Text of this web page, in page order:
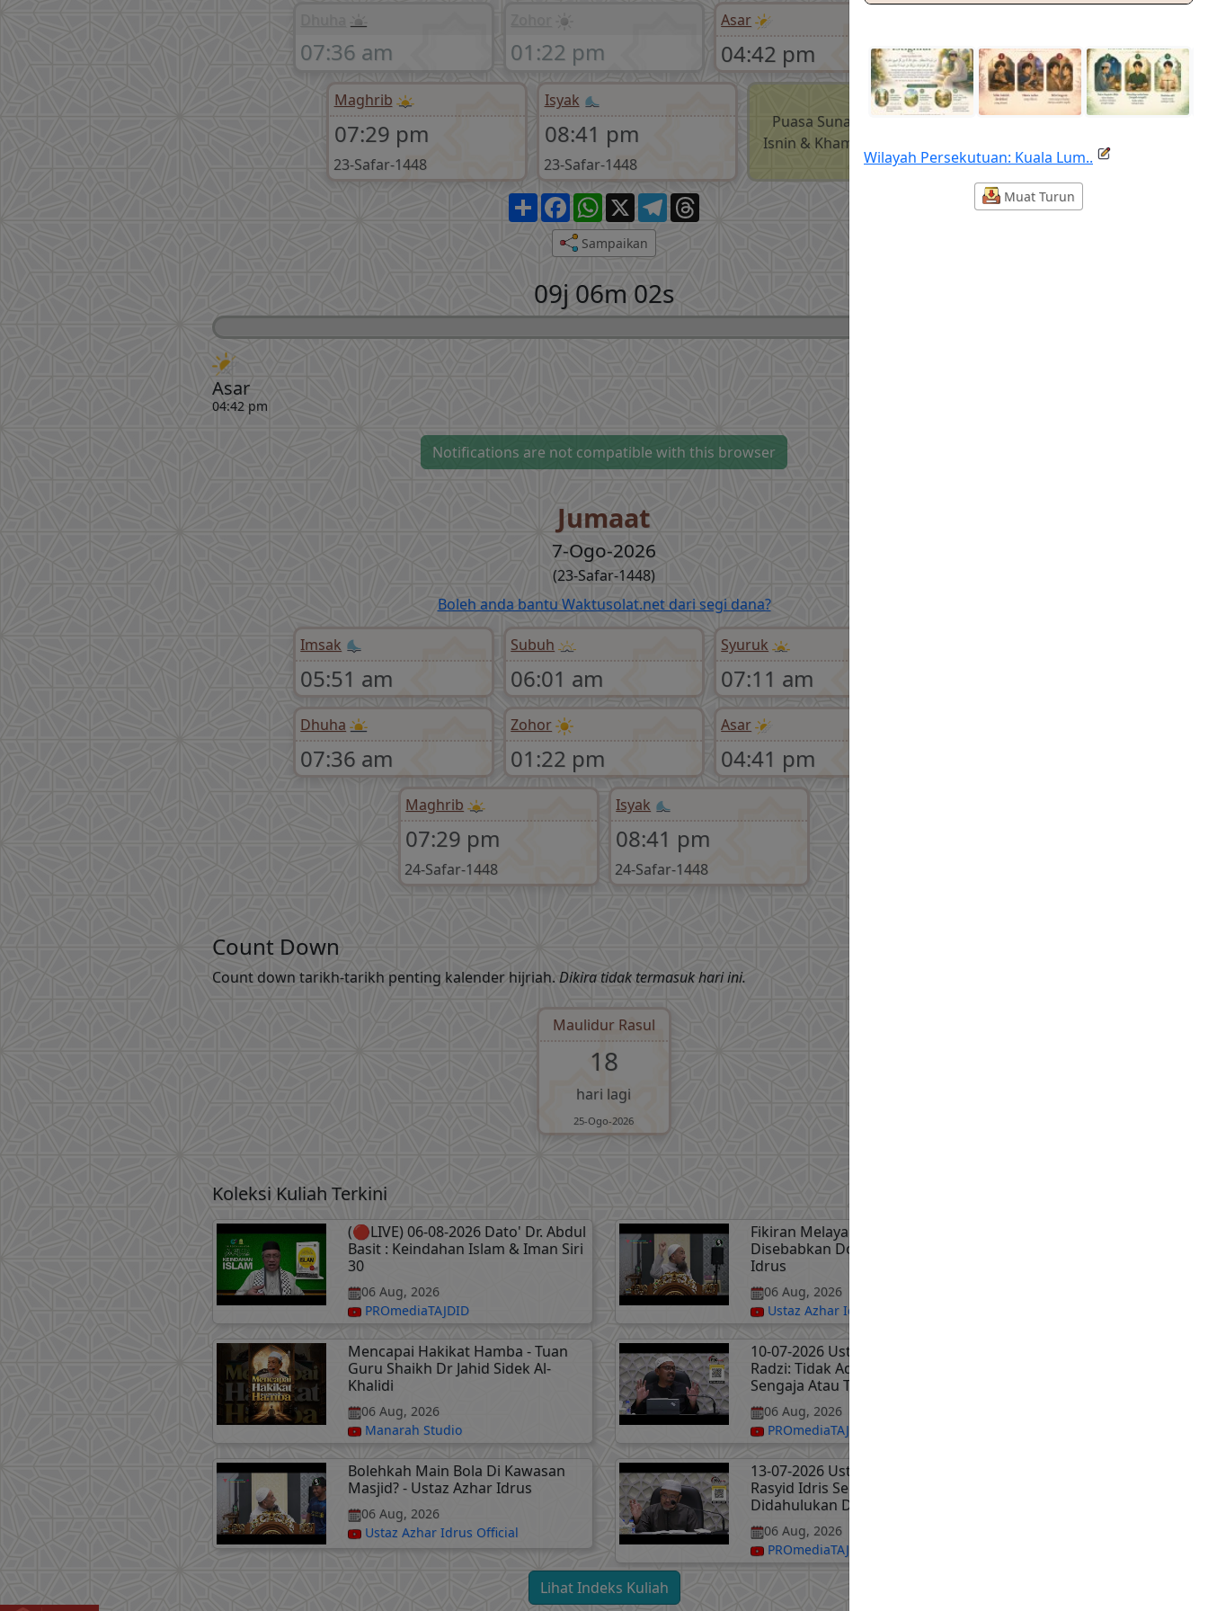
07:36 am 01:22 pm
Asar
04:42 pm
Maghrib
07:29 pm
23-Safar-1448
Isyak
08:41 pm
23-Safar-1448
Puasa Sunat
Isnin & Khamis
ShareFacebookWhatsApp
X Telegram
Sampaikan
Wilayah Persekutuan: Kuala Lum..
Muat Turun
09j 06m 01s
Asar
04:42 pm
Notifications are not compatible with this browser
Jumaat
7-Ogo-2026
(23-Safar-1448)
Boleh anda bantu Waktusolat.net dari segi dana?
Imsak
05:51 am
Subuh
06:01 am
Syuruk
07:11 am
Dhuha
07:36 am
Zohor
01:22 pm
Asar
04:41 pm
Maghrib
07:29 pm
24-Safar-1448
Isyak
08:41 pm
24-Safar-1448
Count Down
Count down tarikh-tarikh penting kalender hijriah. Dikira tidak termasuk hari ini.
Maulidur Rasul
18
hari lagi
25-Ogo-2026
Koleksi Kuliah Terkini
(🔴LIVE) 06-08-2026 Dato' Dr. Abdul
Basit : Keindahan Islam & Iman Siri
30
06 Aug, 2026
PROmediaTAJDID
Fikiran Melayang Semasa Solat
Disebabkan Dosa? - Ustaz Azhar
Idrus
06 Aug, 2026
Ustaz Azhar Idrus Official
Mencapai Hakikat Hamba - Tuan
Guru Shaikh Dr Jahid Sidek Al-
Khalidi
06 Aug, 2026
Manarah Studio
10-07-2026 Ustaz Hisyam Mohd
Radzi: Tidak Ada Mudarat Secara
Sengaja Atau Tidak Sengaja
06 Aug, 2026
PROmediaTAJDID
Bolehkah Main Bola Di Kawasan
Masjid? - Ustaz Azhar Idrus
06 Aug, 2026
Ustaz Azhar Idrus Official
13-07-2026 Ustaz Datuk Abdul
Rasyid Idris Sebab Suatu Ayat
Didahulukan Daripada Ayat Lain
06 Aug, 2026
PROmediaTAJDID
Lihat Indeks Kuliah